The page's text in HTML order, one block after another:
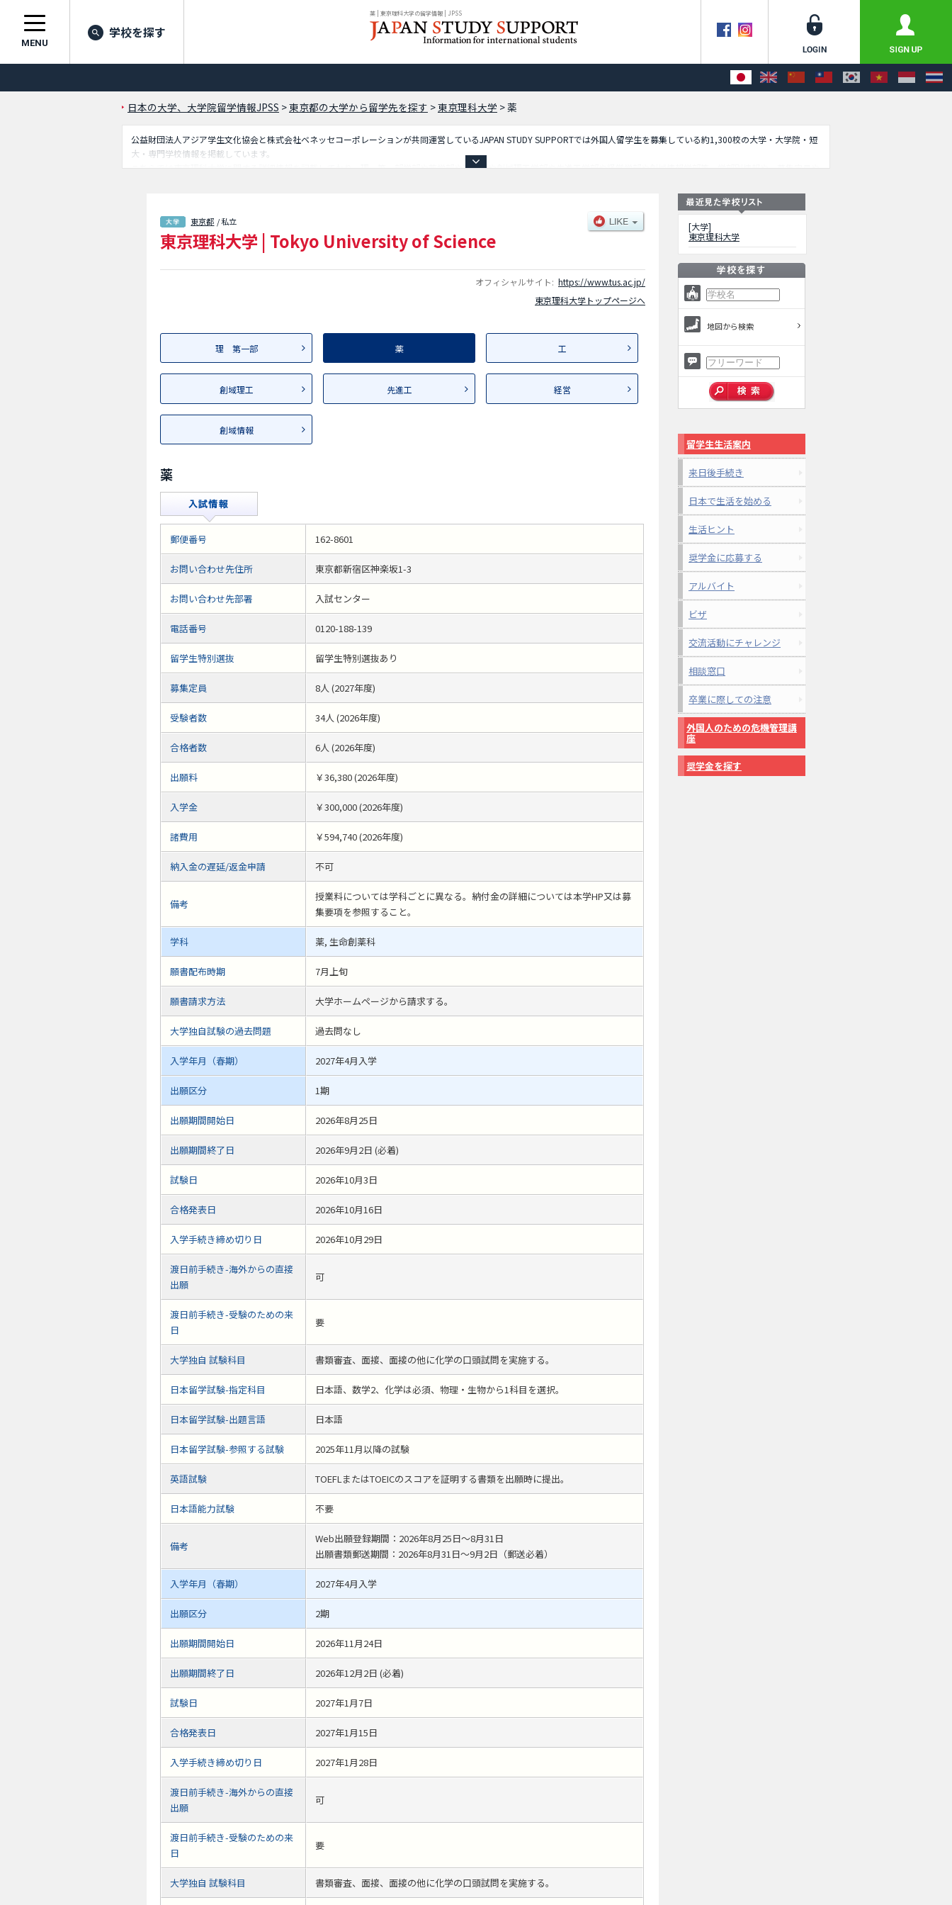
薬 | 東京理科大学の留学情報 | JPSS
MENU
学校を探す
日本の大学、大学院留学情報JPSS >東京都の大学から留学先を探す >東京理科大学 >薬
公益財団法人アジア学生文化協会と株式会社ベネッセコーポレーションが共同運営しているJAPAN STUDY SUPPORTでは外国人留学生を募集している約1,300校の大学・大学院・短
大・専門学校情報を掲載しています。
こちらでは東京理科大学に関する詳細情報を記載しており、理 第一部学部や薬学部や工学部や創域理工学部や先進工学部や経営学部や創域情報学部等、学部別情報や、募集定員や
東京都 / 私立
東京理科大学 | Tokyo University of Science
オフィシャルサイト: https://www.tus.ac.jp/
東京理科大学トップページへ
理 第一部 薬 工
創域理工 先進工 経営
創域情報
薬
郵便番号 162-8601
お問い合わせ先住所 東京都新宿区神楽坂1-3
お問い合わせ先部署 入試センター
電話番号 0120-188-139
留学生特別選抜 留学生特別選抜あり
募集定員 8人 (2027年度)
受験者数 34人 (2026年度)
合格者数 6人 (2026年度)
出願料 ￥36,380 (2026年度)
入学金 ￥300,000 (2026年度)
諸費用 ￥594,740 (2026年度)
納入金の遅延/返金申請 不可
備考
授業料については学科ごとに異なる。納付金の詳細については本学HP又は募
集要項を参照すること。
学科 薬, 生命創薬科
願書配布時期 7月上旬
願書請求方法 大学ホームページから請求する。
大学独自試験の過去問題 過去問なし
入学年月（春期） 2027年4月入学
出願区分 1期
出願期間開始日 2026年8月25日
出願期間終了日 2026年9月2日 (必着)
試験日 2026年10月3日
合格発表日 2026年10月16日
入学手続き締め切り日 2026年10月29日
渡日前手続き-海外からの直接
出願
可
渡日前手続き-受験のための来
日
要
大学独自 試験科目 書類審査、面接、面接の他に化学の口頭試問を実施する。
日本留学試験-指定科目 日本語、数学2、化学は必須、物理・生物から1科目を選択。
日本留学試験-出題言語 日本語
日本留学試験-参照する試験 2025年11月以降の試験
英語試験 TOEFLまたはTOEICのスコアを証明する書類を出願時に提出。
日本語能力試験 不要
備考
Web出願登録期間：2026年8月25日～8月31日
出願書類郵送期間：2026年8月31日～9月2日（郵送必着）
入学年月（春期） 2027年4月入学
出願区分 2期
出願期間開始日 2026年11月24日
出願期間終了日 2026年12月2日 (必着)
試験日 2027年1月7日
合格発表日 2027年1月15日
入学手続き締め切り日 2027年1月28日
渡日前手続き-海外からの直接
出願
可
渡日前手続き-受験のための来
日
要
大学独自 試験科目 書類審査、面接、面接の他に化学の口頭試問を実施する。
[大学]
東京理科大学
地図から検索
留学生生活案内
来日後手続き
日本で生活を始める
生活ヒント
奨学金に応募する
アルバイト
ビザ
交流活動にチャレンジ
相談窓口
卒業に際しての注意
外国人のための危機管理講
座
奨学金を探す